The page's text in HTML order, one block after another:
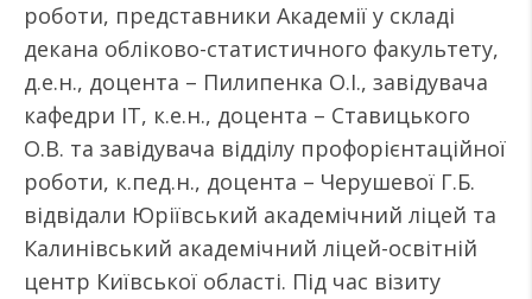
роботи, представники Академії у складі
декана обліково-статистичного факультету,
д.е.н., доцента – Пилипенка О.І., завідувача
кафедри ІТ, к.е.н., доцента – Ставицького
О.В. та завідувача відділу профорієнтаційної
роботи, к.пед.н., доцента – Черушевої Г.Б.
відвідали Юріївський академічний ліцей та
Калинівський академічний ліцей-освітній
центр Київської області. Під час візиту